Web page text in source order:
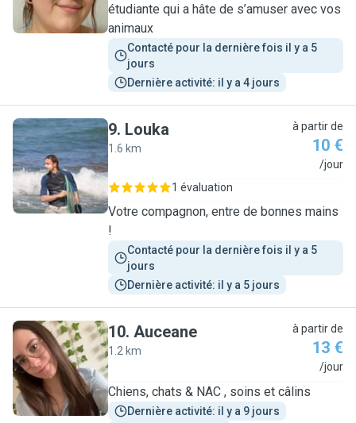
étudiante qui a hâte de s’amuser avec vos
animaux
Contacté pour la dernière fois il y a 5
jours
Dernière activité: il y a 4 jours
L
9. Louka
1.6 km
à partir de
10 €
/jour
1 évaluation
Votre compagnon, entre de bonnes mains
!
Contacté pour la dernière fois il y a 5
jours
Dernière activité: il y a 5 jours
A
10. Auceane
1.2 km
à partir de
13 €
/jour
Chiens, chats & NAC , soins et câlins
Dernière activité: il y a 9 jours